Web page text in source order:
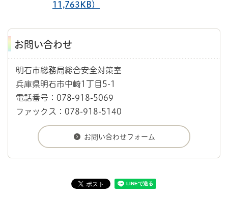
11,763KB）
お問い合わせ
明石市総務局総合安全対策室
兵庫県明石市中崎1丁目5-1
電話番号：078-918-5069
ファックス：078-918-5140